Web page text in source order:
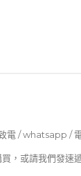
電 / whatsapp /
，或請我們發速